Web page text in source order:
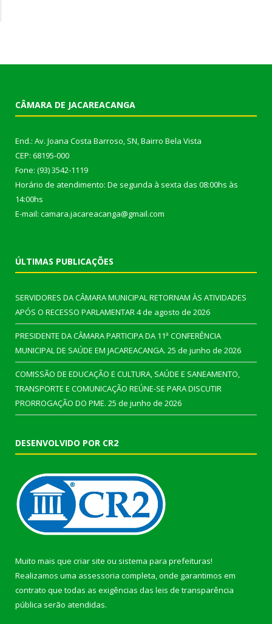
CÂMARA DE JACAREACANGA
End.: Av. Joana Costa Barroso, SN, Bairro Bela Vista
CEP: 68195-000
Fone: (93) 3542-1119
Horário de atendimento: De segunda à sexta das 08:00hs às
14:00hs
E-mail: camara.jacareacanga@gmail.com
ÚLTIMAS PUBLICAÇÕES
SERVIDORES DA CÂMARA MUNICIPAL RETORNAM ÀS ATIVIDADES
APÓS O RECESSO PARLAMENTAR4 de agosto de 2026
PRESIDENTE DA CÂMARA PARTICIPA DA 11ª CONFERÊNCIA
MUNICIPAL DE SAÚDE EM JACAREACANGA. 25 de junho de 2026
COMISSÃO DE EDUCAÇÃO E CULTURA, SAÚDE E SANEAMENTO,
TRANSPORTE E COMUNICAÇÃO REÚNE-SE PARA DISCUTIR
PRORROGAÇÃO DO PME. 25 de junho de 2026
DESENVOLVIDO POR CR2
Muito mais que criar site ou sistema para prefeituras!
Realizamos uma assessoria completa, onde garantimos em
contrato que todas as exigências das leis de transparência
pública serão atendidas.